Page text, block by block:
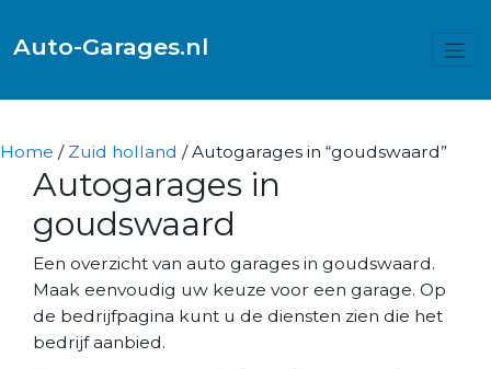
Auto-Garages.nl
Home / Zuid holland / Autogarages in “goudswaard”
Autogarages in
goudswaard
Een overzicht van auto garages in goudswaard.
Maak eenvoudig uw keuze voor een garage. Op
de bedrijfpagina kunt u de diensten zien die het
bedrijf aanbied.